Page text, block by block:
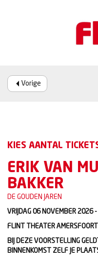
Vorige
KIES AANTAL
ERIK VAN
BAKKER
DE GOUDEN JAREN
VRIJDAG 06 NOVEMBER 2026
FLINT THEATER
BIJ DEZE VOORSTELLING
BINNENKOMST ZELF JE